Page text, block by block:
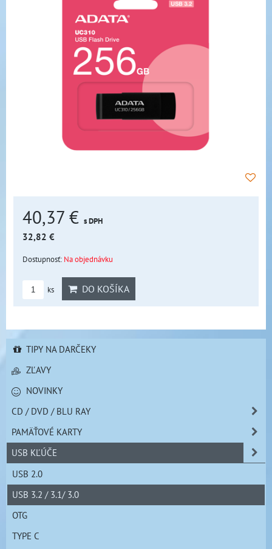
40,37 € s DPH
32,82 €
Dostupnosť: Na objednávku
ks DO KOŠÍKA
TIPY NA DARČEKY
ZĽAVY
NOVINKY
CD / DVD / BLU RAY
PAMÄŤOVÉ KARTY
USB KĽÚČE
USB 2.0
USB 3.2 / 3.1/ 3.0
OTG
TYPE C